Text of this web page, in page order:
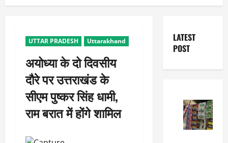
UTTAR PRADESH Uttarakhand
अयोध्या के दो दिवसीय
दौरे पर उत्तराखंड के
सीएम पुष्कर सिंह धामी,
राम बरात में होंगे शामिल
LATEST
POST